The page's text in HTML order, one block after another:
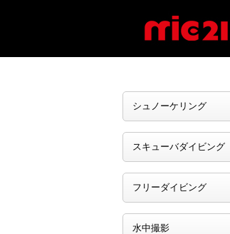
シュノーケリング
スキューバダイビング
フリーダイビング
水中撮影